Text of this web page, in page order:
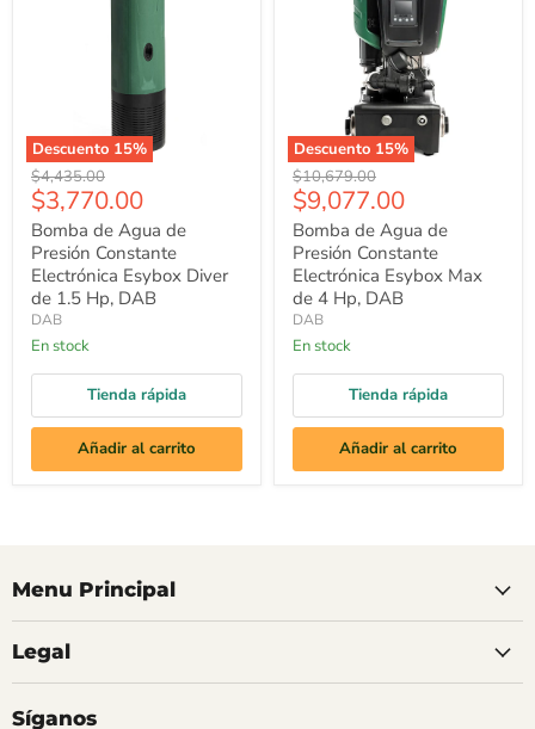
Descuento 15%
1.5
Hp,
DAB
$4,435.00
$3,770.00
Bomba de Agua de
Presión Constante
Electrónica Esybox Diver
de 1.5 Hp, DAB
DAB
En stock
Tienda rápida
Añadir al carrito
Descuento 15%
Constante
Electrónica
4
Hp,
DAB
$10,679.00
$9,077.00
Bomba de Agua de
Presión Constante
Electrónica Esybox Max
de 4 Hp, DAB
DAB
En stock
Tienda rápida
Añadir al carrito
Menu Principal
Legal
Síganos